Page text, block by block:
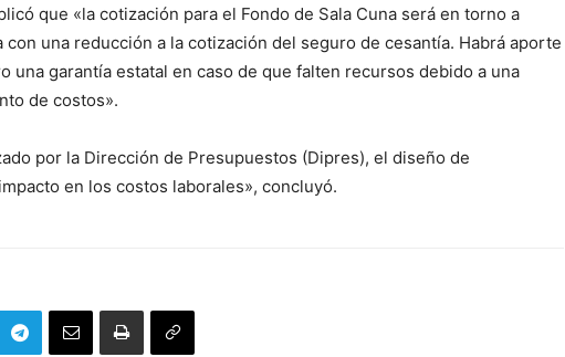
que «la cotización para el Fondo de Sala Cuna será en torno a
con una reducción a la cotización del seguro de cesantía. Habrá aporte
una garantía estatal en caso de que falten recursos debido a una
de costos».
por la Dirección de Presupuestos (Dipres), el diseño de
en los costos laborales», concluyó.